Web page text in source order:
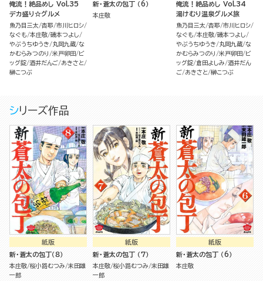
俺流！絶品めし Vol.35
デカ盛り☆グルメ
魚乃目三太 杏耶 市川ヒロシ
なぐも 本庄敬 磯本つよし
やぶうちゆうき
丸岡九蔵 な
かむらみつのり
米戸卵田
ビ
ッグ錠 酒井だんご あきさと
榊こつぶ
新・蒼太の包丁 （6）
本庄敬
俺流！絶品めし Vol.34
湯けむり温泉グルメ旅
魚乃目三太 杏耶 市川ヒロシ
なぐも 本庄敬 磯本つよし
やぶうちゆうき
丸岡九蔵 な
かむらみつのり
米戸卵田
ビ
ッグ錠 倉田よしみ 酒井だん
ご あきさと 榊こつぶ
シリーズ作品
紙版
新・蒼太の包丁（８）
本庄敬 桜小路むつみ 末田雄
一郎
紙版
新・蒼太の包丁 （7）
本庄敬 桜小路むつみ 末田雄
一郎
紙版
新・蒼太の包丁 （6）
本庄敬